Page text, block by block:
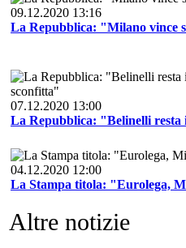
09.12.2020 13:16
La Repubblica: "Milano vince
07.12.2020 13:00
La Repubblica: "Belinelli resta
04.12.2020 12:00
La Stampa titola: "Eurolega,
Altre notizie